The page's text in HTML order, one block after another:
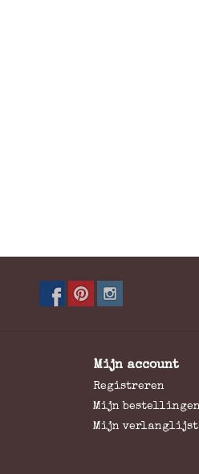
Mijn account
Registreren
Mijn bestellingen
Mijn verlanglijst